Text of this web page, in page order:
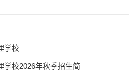
学校
学校2026年秋季招生简